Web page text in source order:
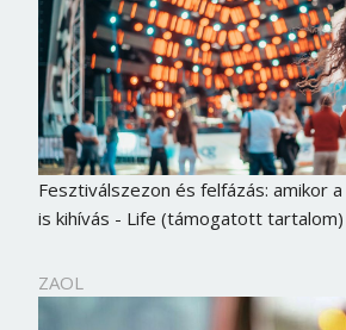
Fesztiválszezon és felfázás: amikor
is kihívás - Life (támogatott tartalom)
ZAOL